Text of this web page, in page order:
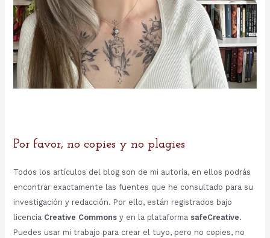
Por favor, no copies y no plagies
Todos los artículos del blog son de mi autoría, en ellos podrás
encontrar exactamente las fuentes que he consultado para su
investigación y redacción. Por ello, están registrados bajo
licencia Creative Commonsy en la plataforma safeCreative.
Puedes usar mi trabajo para crear el tuyo, pero no copies, no